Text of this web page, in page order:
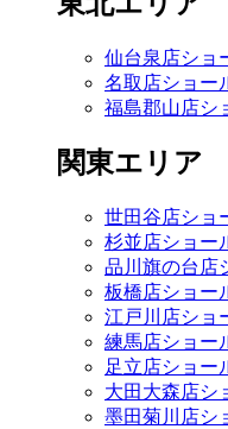
仙台泉店ショ
名取店ショー
福島郡山店シ
関東エリア
世田谷店ショ
杉並店ショー
品川旗の台店
板橋店ショー
江戸川店ショ
練馬店ショー
足立店ショー
大田大森店シ
墨田菊川店シ